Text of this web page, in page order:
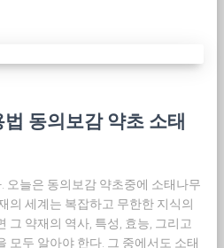
동의보감 약초 소태
오늘은 동의보감 약초중에 소태나무
의 세계는 복잡하고 무한한 지식의
그 약재의 역사, 특성, 효능, 그리고
모두 알아야 한다. 그 중에서도 소태